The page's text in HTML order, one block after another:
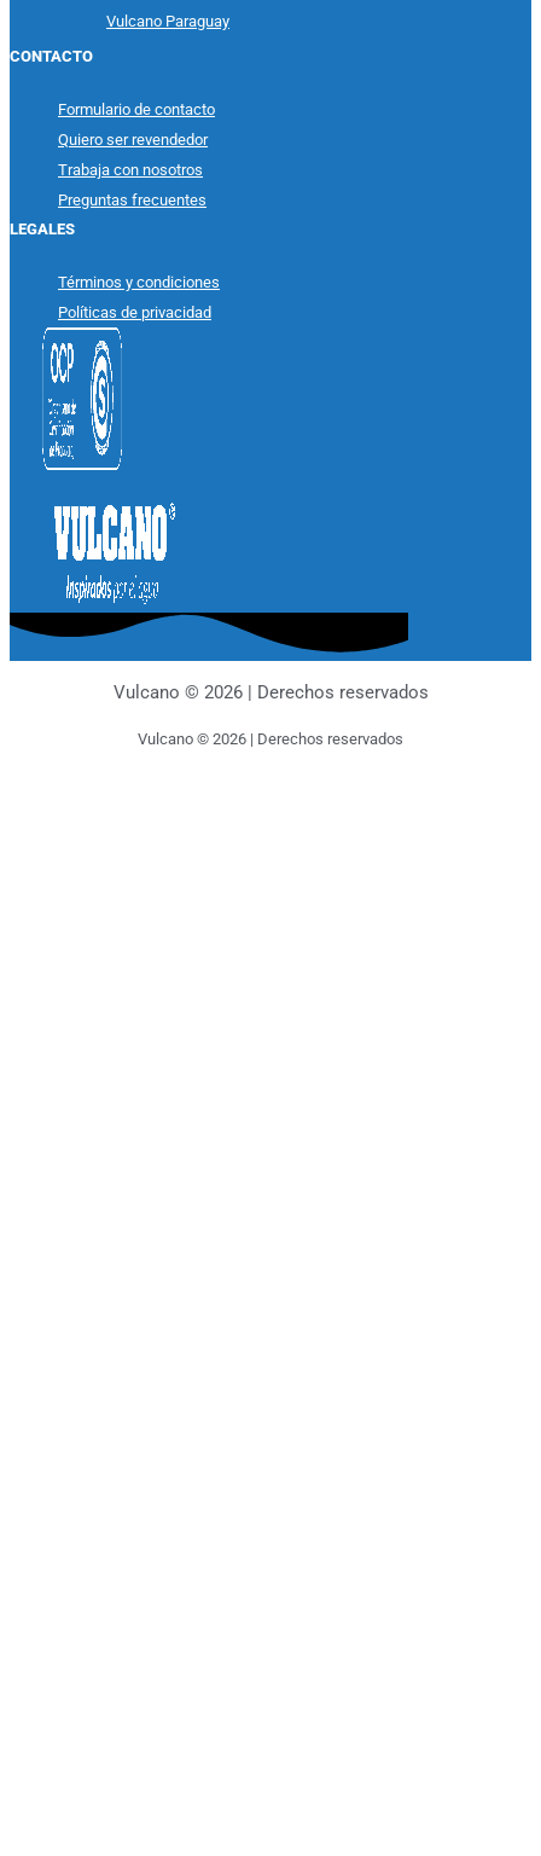
Vulcano Paraguay
CONTACTO
Formulario de contacto
Quiero ser revendedor
Trabaja con nosotros
Preguntas frecuentes
LEGALES
Términos y condiciones
Políticas de privacidad
Vulcano © 2026 | Derechos reservados
Vulcano © 2026 | Derechos reservados